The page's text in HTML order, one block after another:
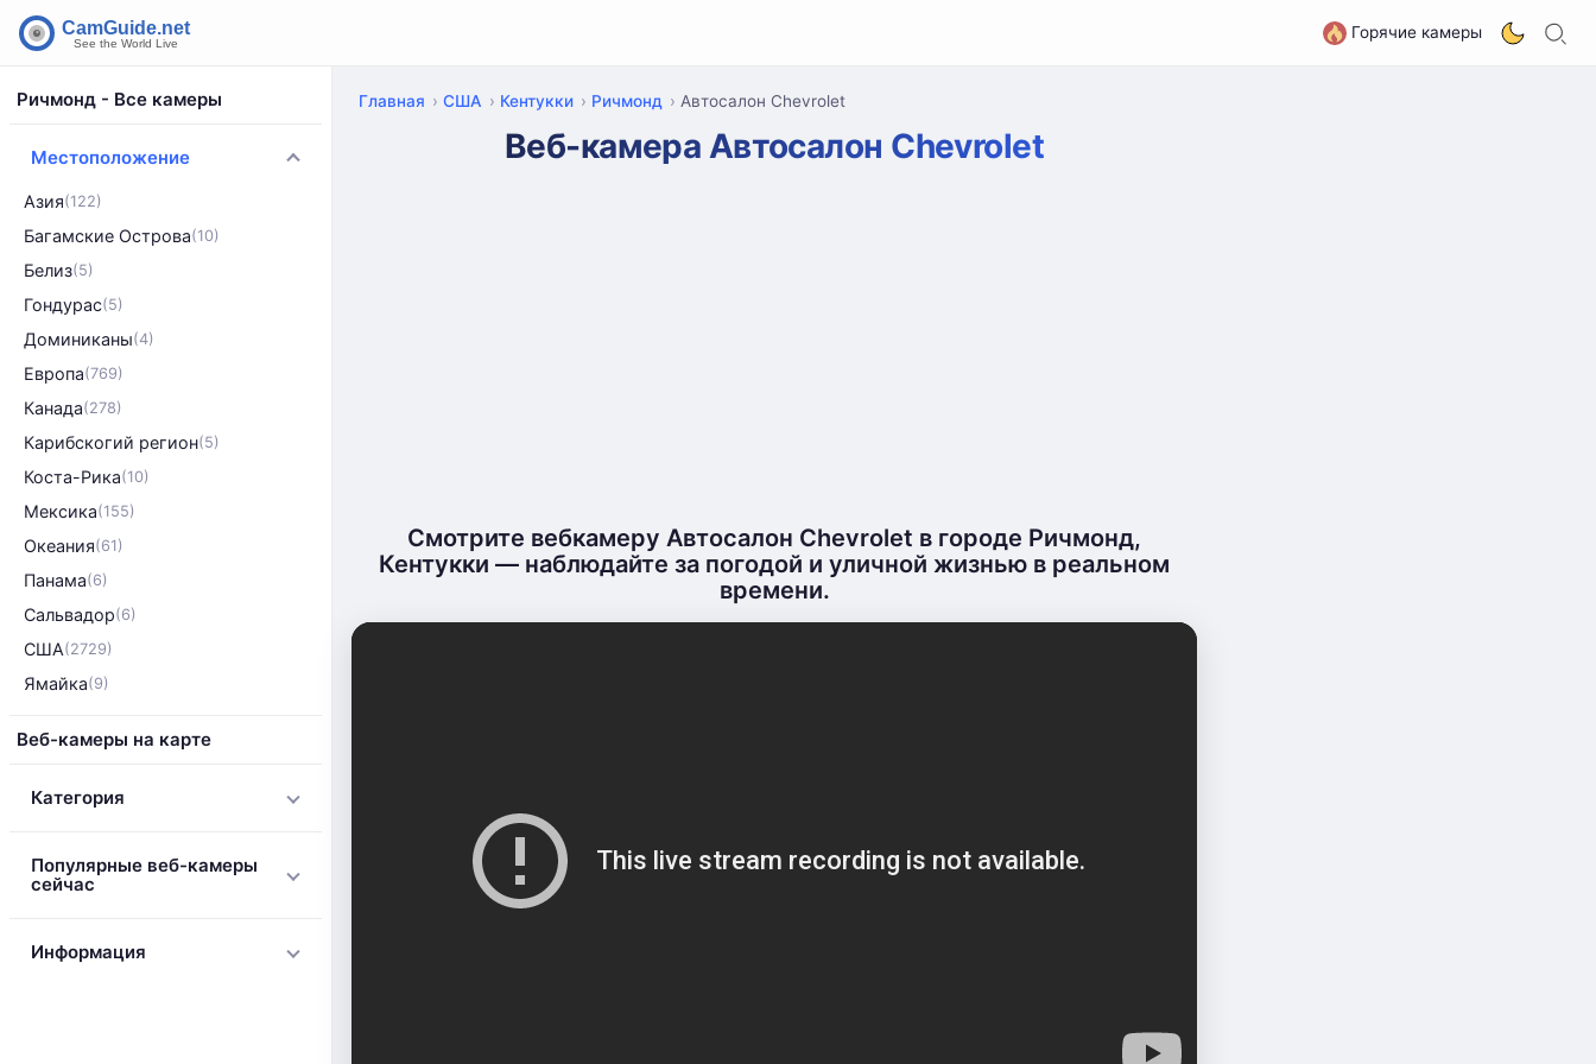
Горячие камеры
Ричмонд - Все камеры
Местоположение
Азия(122)
Багамские Острова(10)
Белиз(5)
Гондурас(5)
Доминиканы(4)
Европа(769)
Канада(278)
Карибскогий регион(5)
Коста-Рика(10)
Мексика(155)
Океания(61)
Панама(6)
Сальвадор(6)
США(2729)
Ямайка(9)
Веб-камеры на карте
Категория
Популярные веб-камеры
сейчас
Информация
Главная США Кентукки Ричмонд Автосалон Chevrolet
Веб-камера Автосалон Chevrolet
Смотрите вебкамеру Автосалон Chevrolet в городе Ричмонд,
Кентукки — наблюдайте за погодой и уличной жизнью в реальном
времени.